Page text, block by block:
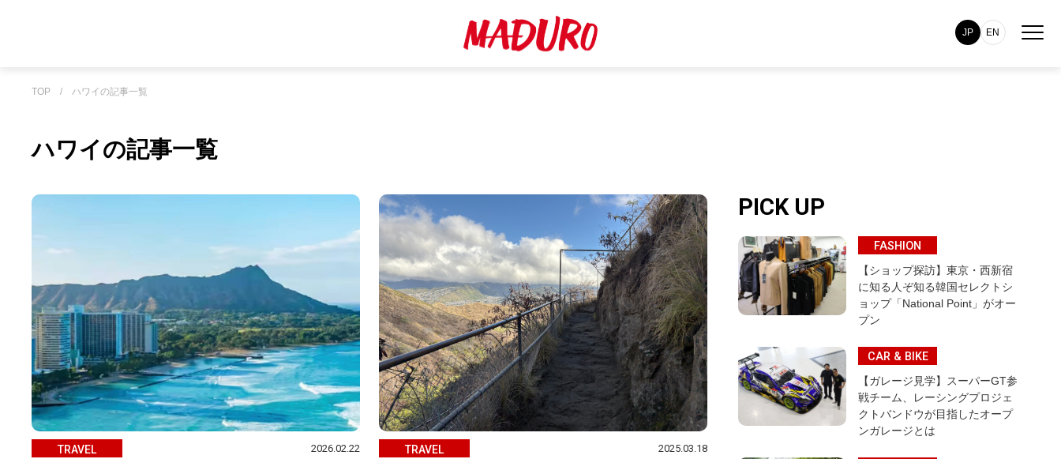
JP EN
TOP / ハワイの記事一覧
ハワイの記事一覧
TRAVEL 2026.02.22 TRAVEL 2025.03.18
PICK UP
FASHION
【ショップ探訪】東京・西新宿
に知る人ぞ知る韓国セレクトシ
ョップ「National Point」がオー
プン
CAR & BIKE
【ガレージ見学】スーパーGT参
戦チーム、レーシングプロジェ
クトバンドウが目指したオープ
ンガレージとは